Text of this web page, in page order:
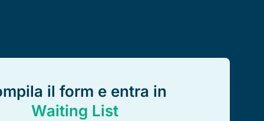
il form e entra in
Waiting List